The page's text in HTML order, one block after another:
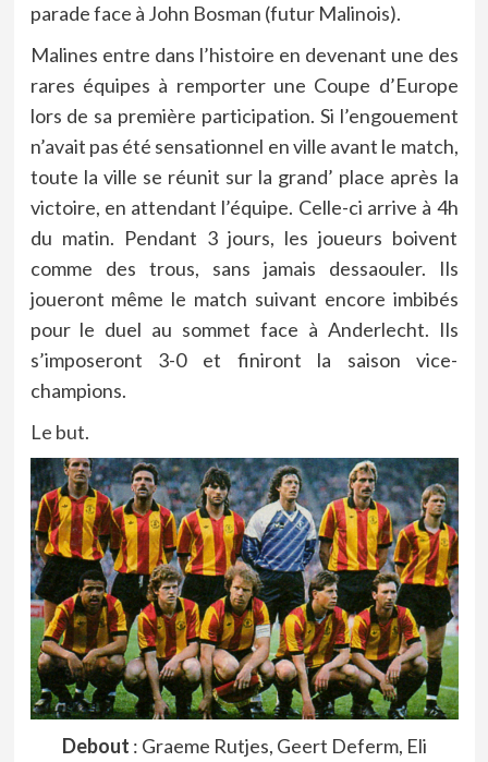
parade face à John Bosman (futur Malinois).
Malines entre dans l’histoire en devenant une des
rares équipes à remporter une Coupe d’Europe
lors de sa première participation. Si l’engouement
n’avait pas été sensationnel en ville avant le match,
toute la ville se réunit sur la grand’ place après la
victoire, en attendant l’équipe. Celle-ci arrive à 4h
du matin. Pendant 3 jours, les joueurs boivent
comme des trous, sans jamais dessaouler. Ils
joueront même le match suivant encore imbibés
pour le duel au sommet face à Anderlecht. Ils
s’imposeront 3-0 et finiront la saison vice-
champions.
Le but.
Debout : Graeme Rutjes, Geert Deferm, Eli